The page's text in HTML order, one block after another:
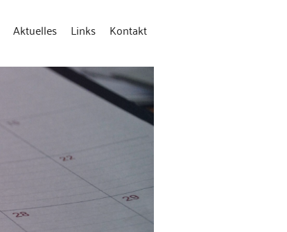
Aktuelles Links Kontakt